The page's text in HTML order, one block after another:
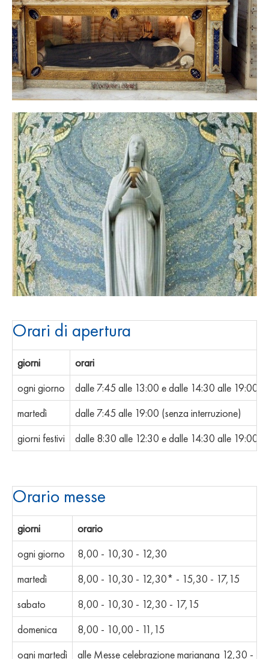
Orari di apertura
giorni
orari
ogni giorno
dalle 7:45 alle 13:00 e dalle 14:30 alle 19:00
martedì
dalle 7:45 alle 19:00 (senza interruzione)
giorni festivi
dalle 8:30 alle 12:30 e dalle 14:30 alle 19:00
Orario messe
giorni
orario
ogni giorno
8,00 - 10,30 - 12,30
martedì
8,00 - 10,30 - 12,30* - 15,30 - 17,15
sabato
8,00 - 10,30 - 12,30 - 17,15
domenica
8,00 - 10,00 - 11,15
ogni martedì
alle Messe celebrazione marianana 12,30 -